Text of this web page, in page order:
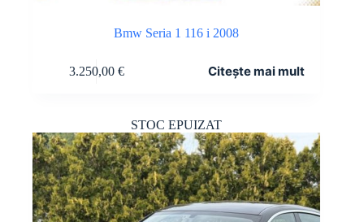
Bmw Seria 1 116 i 2008
3.250,00 € Citește mai mult
STOC EPUIZAT